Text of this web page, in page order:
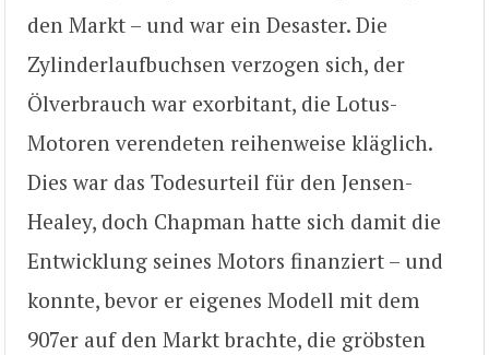
den Markt – und war ein Desaster. Die
Zylinderlaufbuchsen verzogen sich, der
Ölverbrauch war exorbitant, die Lotus-
Motoren verendeten reihenweise kläglich.
Dies war das Todesurteil für den Jensen-
Healey, doch Chapman hatte sich damit die
Entwicklung seines Motors finanziert – und
konnte, bevor er eigenes Modell mit dem
907er auf den Markt brachte, die gröbsten